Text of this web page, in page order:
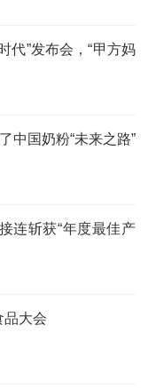
代”发布会，“甲方妈
中国奶粉“未来之路”
连斩获“年度最佳产
品大会